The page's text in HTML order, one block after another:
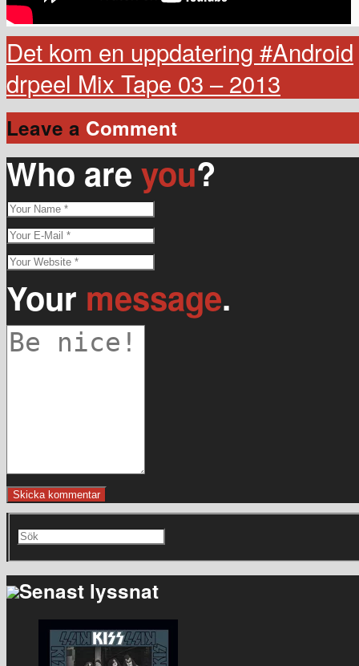
Det kom en uppdatering #Android
drpeel Mix Tape 03 – 2013
Leave a Comment
Who areyou?
Your message.
Senast lyssnat